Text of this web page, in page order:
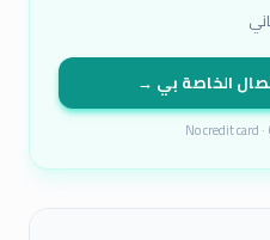
الخاصة بي →
No credit card